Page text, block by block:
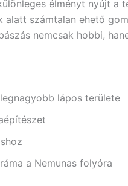
élményt nyújt a
alatt számtalan ehető
nemcsak hobbi,
lápos területe
a Nemunas folyóra